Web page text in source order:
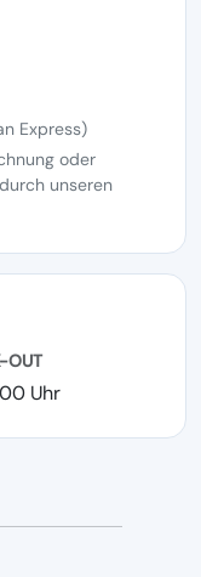
Express)
oder
unseren
OUT
Uhr